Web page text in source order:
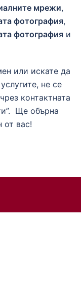
мрежи,
фотография,
фотография и
или искате да
не се
контактната
Ще обърна
от вас!